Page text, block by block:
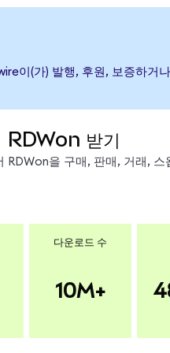
이(가) 발행, 후원, 보증하거
RDWon 받기
RDWon을 구매, 판매, 거래,
다운로드 수
10M+